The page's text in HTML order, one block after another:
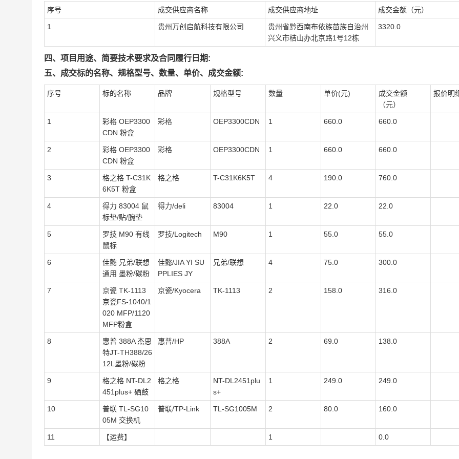
序号 成交供应商名称 成交供应商地址 成交金额（元）
1 贵州万创启航科技有限公司
贵州省黔西南布依族苗族自治州
兴义市桔山办北京路1号12栋
3320.0
四、项目用途、简要技术要求及合同履行日期:
五、成交标的名称、规格型号、数量、单价、成交金额:
序号 标的名称 品牌 规格型号 数量 单价(元)
成交金额
（元）
报价明
1
彩格 OEP3300
CDN 粉盒
彩格 OEP3300CDN 1 660.0 660.0
2
彩格 OEP3300
CDN 粉盒
彩格 OEP3300CDN 1 660.0 660.0
3
格之格 T-C31K
6K5T 粉盒
格之格 T-C31K6K5T 4 190.0 760.0
4
得力 83004 鼠
标垫/贴/腕垫
得力/deli 83004 1 22.0 22.0
5
罗技 M90 有线
鼠标
罗技/Logitech M90 1 55.0 55.0
6
佳懿 兄弟/联想
通用 墨粉/碳粉
佳懿/JIA YI SU
PPLIES JY
兄弟/联想 4 75.0 300.0
7
京瓷 TK-1113
京瓷FS-1040/1
020 MFP/1120
MFP粉盒
京瓷/Kyocera TK-1113 2 158.0 316.0
8
惠普 388A 杰思
特JT-TH388/26
12L墨粉/碳粉
惠普/HP 388A 2 69.0 138.0
9
格之格 NT-DL2
451plus+ 硒鼓
格之格
NT-DL2451plu
s+
1 249.0 249.0
10
普联 TL-SG10
05M 交换机
普联/TP-Link TL-SG1005M 2 80.0 160.0
11 【运费】 1 0.0